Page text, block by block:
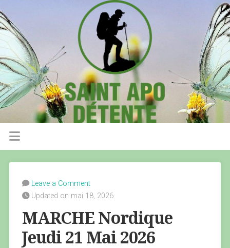
Leave a Comment
Updated on mai 18, 2026
MARCHE Nordique
Jeudi 21 Mai 2026